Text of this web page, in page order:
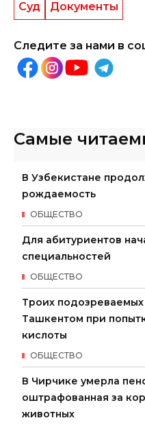
Суд Документы
Следите за нами в
Самые
В Узбекистане
рождаемость
ОБЩЕСТВО
Для абитуриентов
специальностей
ОБЩЕСТВО
Троих
Ташкентом при
кислоты
ОБЩЕСТВО
В Чирчике умерла
оштрафованная за
животных